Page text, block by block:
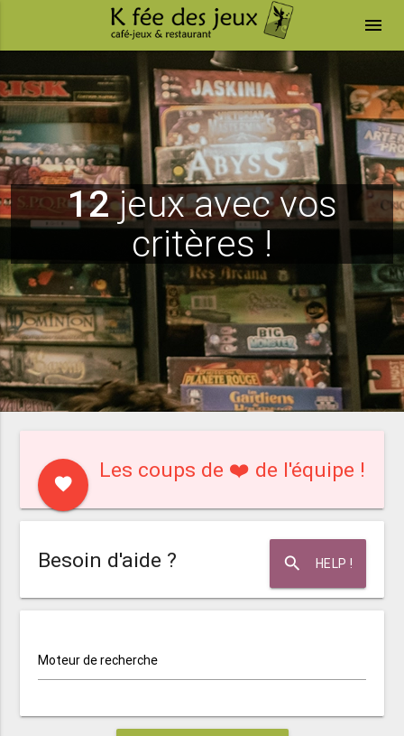
menu
12jeux avec vos
critères !
favorite
Les coups de ❤️ de l'équipe !
search HELP !
Besoin d'aide ?
Moteur de recherche